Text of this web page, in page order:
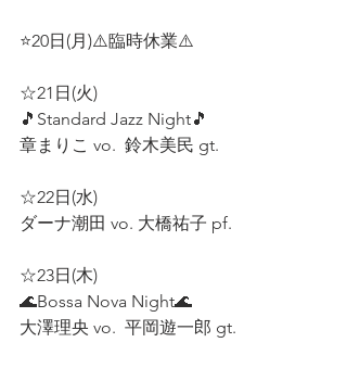
⭐20日(月)⚠️臨時休業⚠️
☆21日(火)
🎵Standard Jazz Night🎵
章まりこ vo.  鈴木美民 gt.
☆22日(水)
ダーナ潮田 vo. 大橋祐子 pf.
☆23日(木)
🌊Bossa Nova Night🌊
大澤理央 vo.  平岡遊一郎 gt.